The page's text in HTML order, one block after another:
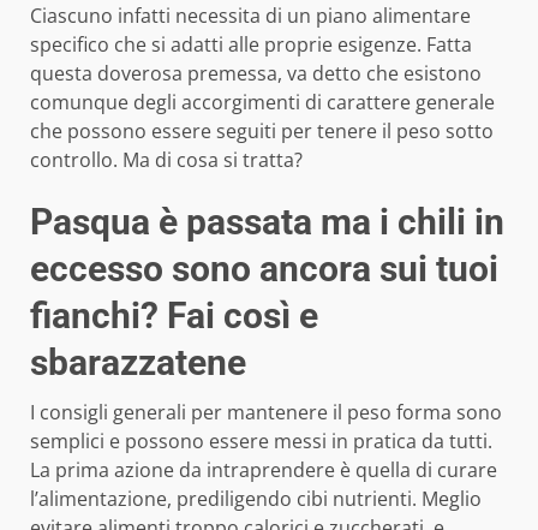
Ciascuno infatti necessita di un piano alimentare
specifico che si adatti alle proprie esigenze. Fatta
questa doverosa premessa, va detto che esistono
comunque degli accorgimenti di carattere generale
che possono essere seguiti per tenere il peso sotto
controllo. Ma di cosa si tratta?
Pasqua è passata ma i chili in
eccesso sono ancora sui tuoi
fianchi? Fai così e
sbarazzatene
I consigli generali per mantenere il peso forma sono
semplici e possono essere messi in pratica da tutti.
La prima azione da intraprendere è quella di curare
l’alimentazione, prediligendo cibi nutrienti. Meglio